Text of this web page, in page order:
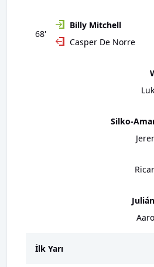
68'
Billy Mitchell
Casper De Norre
Silko-
İlk Yarı